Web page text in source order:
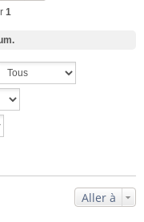
1
Aller à